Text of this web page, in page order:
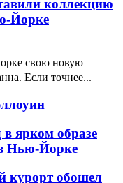
коллекцию
Йорке
свою новую
Если точнее...
ярком образе
Нью-Йорке
курорт обошел